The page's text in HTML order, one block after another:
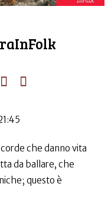
che danno vita
da ballare, che
questo è